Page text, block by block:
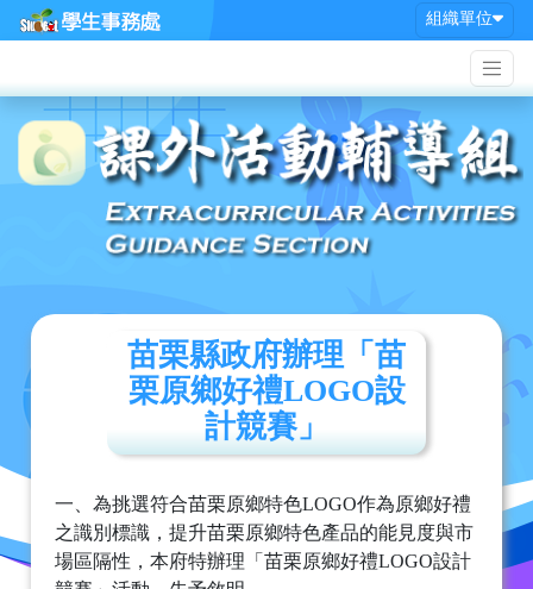
組織單位
苗栗縣政府辦理「苗
栗原鄉好禮LOGO設
計競賽」
一、為挑選符合苗栗原鄉特色LOGO作為原鄉好禮
之識別標識，提升苗栗原鄉特色產品的能見度與市
場區隔性，本府特辦理「苗栗原鄉好禮LOGO設計